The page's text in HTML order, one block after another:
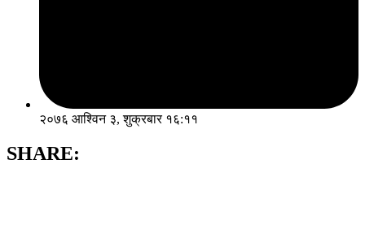
२०७६ आश्विन ३, शुक्रबार १६:११
SHARE: